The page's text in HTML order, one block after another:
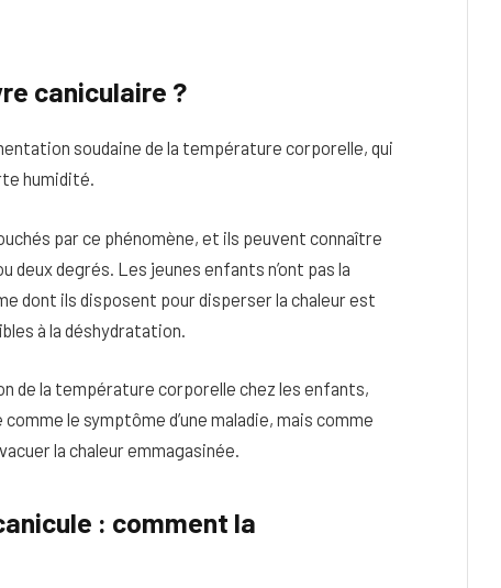
caniculaire ?
soudaine de la température corporelle, qui
humidité.
par ce phénomène, et ils peuvent connaître
deux degrés. Les jeunes enfants n’ont pas la
dont ils disposent pour disperser la chaleur est
à la déshydratation.
de la température corporelle chez les enfants,
le symptôme d’une maladie, mais comme
la chaleur emmagasinée.
: comment la
Peau sèche et sensible : quels soins
utiliser pour ne pas l’irriter ?
4 JUIN 2026